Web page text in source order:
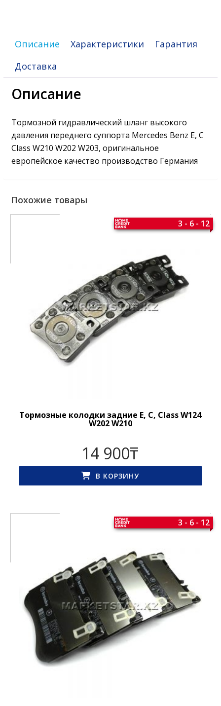
Описание Характеристики
Гарантия
Доставка
Описание
Тормозной гидравлический шланг высокого
давления переднего суппорта Mercedes Benz E, C
Class W210 W202 W203, оригинальное
европейское качество производство Германия
Похожие товары
Тормозные колодки задние E, C, Class W124
W202 W210
3 - 6 - 12
14 900₸
В КОРЗИНУ
3 - 6 - 12